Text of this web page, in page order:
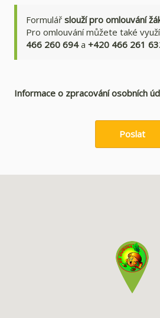
Formulář slouží pro omlouvání
Pro omlouvání můžete také
466 260 694a +420 466 261
Informace o zpracování osobních